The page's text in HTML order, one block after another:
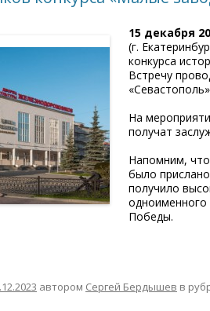
15 декабря
(г.
конкурса
Встречу
На
получат
Напомним, что
было
получило
одноименного
Победы.
автором Сергей Бердышев в